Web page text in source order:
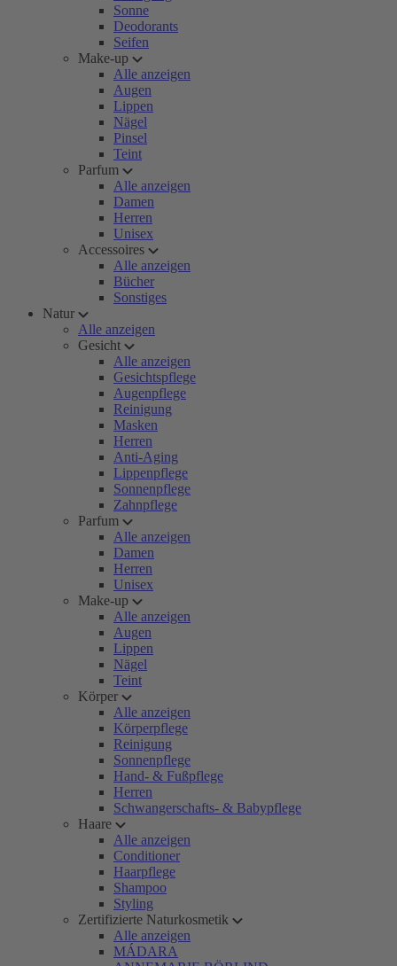
Sonne
Deodorants
Seifen
Make-up
Alle anzeigen
Augen
Lippen
Nägel
Pinsel
Teint
Parfum
Alle anzeigen
Damen
Herren
Unisex
Accessoires
Alle anzeigen
Bücher
Sonstiges
Natur
Alle anzeigen
Gesicht
Alle anzeigen
Gesichtspflege
Augenpflege
Reinigung
Masken
Herren
Anti-Aging
Lippenpflege
Sonnenpflege
Zahnpflege
Parfum
Alle anzeigen
Damen
Herren
Unisex
Make-up
Alle anzeigen
Augen
Lippen
Nägel
Teint
Körper
Alle anzeigen
Körperpflege
Reinigung
Sonnenpflege
Hand- & Fußpflege
Herren
Schwangerschafts- & Babypflege
Haare
Alle anzeigen
Conditioner
Haarpflege
Shampoo
Styling
Zertifizierte Naturkosmetik
Alle anzeigen
MÁDARA